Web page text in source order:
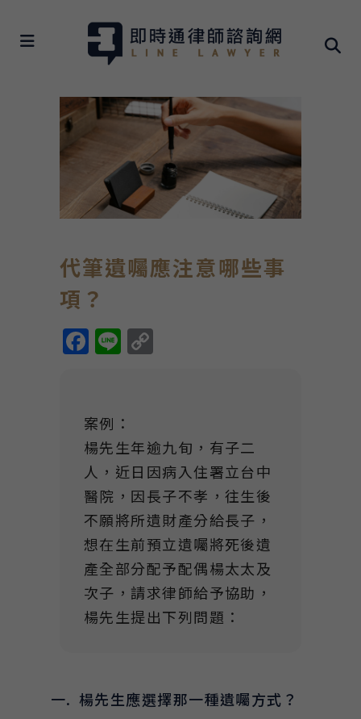
代筆遺囑應注意哪些事
項？
Facebook
Line
案例：
楊先生年逾九旬，有子二
人，近日因病入住署立台中
醫院，因長子不孝，往生後
不願將所遺財產分給長子，
想在生前預立遺囑將死後遺
產全部分配予配偶楊太太及
次子，請求律師給予協助，
楊先生提出下列問題：
楊先生應選擇那一種遺囑方式？